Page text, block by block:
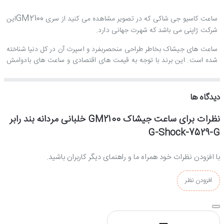
ساعت کاسیو جی شاکی که در تصویر مشاهده می کنید از سری GM2100این
شرکت ژاپنی می باشد که شهرت جهانی دارد.
ساعت های جیشاک بخاطر طراحی منحصربفرد و اسپرت آن در کل دنیا شناخته
شده است. این برند با توجه به قیمت های اقتصادی و ساعت های بادوامش
استایل این ساعت اسپرت است.
جنس بند و بدنه ساعت مچی جی شاک مردانه :
جنس بدنه این ساعت از استیل ضدزنگ و بند این ساعت کاسیو از برزنت
بادوام و ضدحساسیت ساخته شده است.
موتور ساعت g-shock مردانه :
این ساعت کاسیو از یک موتور کوارتز(باتری خور) ژاپنی بهره می برد که از
کیفیت و دقت بسیار بالایی برخوردار است و دارای ضمانت یکساله فروشگاه
دیدگاه ها
نظرات برای ساعت جیشاک GM2100 خلبانی مردانه بند رابر
G-Shock-7529-G
با افزودن نظرات خود همراه ما و راهنمای دیگر کاربران باشید.
افزودن نظر